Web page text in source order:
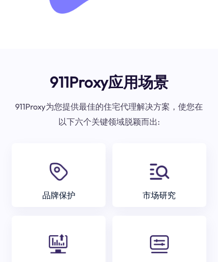
911Proxy应用场景
911Proxy为您提供最佳的住宅代理解决方案，使您在
以下六个关键领域脱颖而出:
品牌保护 市场研究